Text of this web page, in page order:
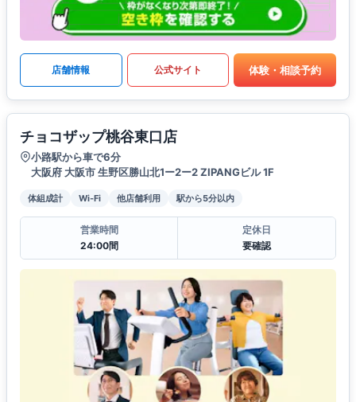
店舗情報 公式サイト 体験・相談予約
チョコザップ桃谷東口店
小路駅から車で6分
大阪府 大阪市 生野区勝山北1ー2ー2 ZIPANGビル 1F
体組成計 Wi-Fi 他店舗利用 駅から5分以内
営業時間
24:00間
定休日
要確認